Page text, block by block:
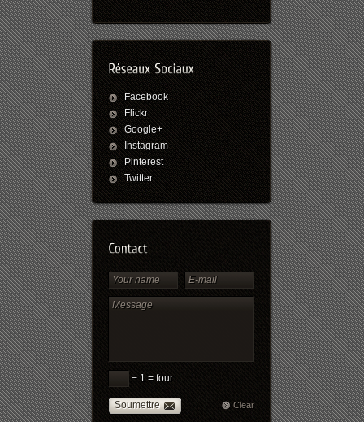
Facebook
Flickr
Google+
Instagram
Pinterest
Twitter
− 1 = four
Soumettre Clear